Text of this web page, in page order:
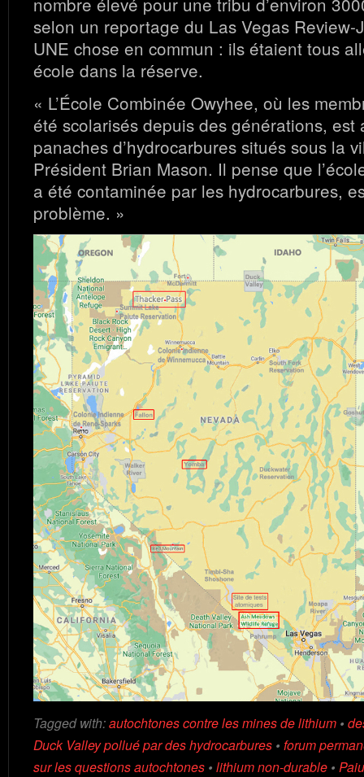
selon un reportage du Las Vegas Review-
UNE chose en commun : ils étaient tous
école dans la réserve.
« L’École Combinée Owyhee, où les
été scolarisés depuis des générations, est
panaches d’hydrocarbures situés sous la
Président Brian Mason. Il pense que
a été contaminée par les hydrocarbures,
problème. »
Tagged with:autochtones contre les mines de lithium •
Duck Valley pollué par des hydrocarbures • forum
sur les questions autochtones • lithium non-durable •